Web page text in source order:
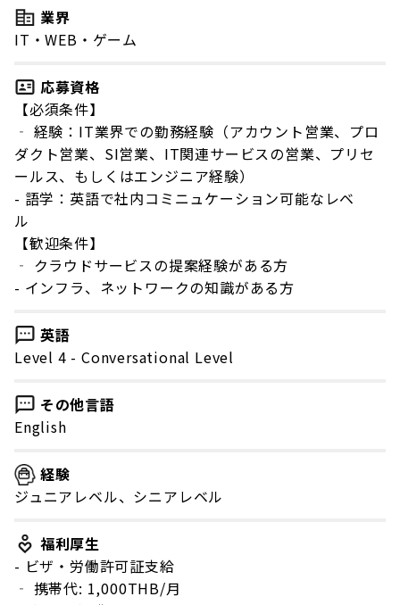
業界
IT・WEB・ゲーム
応募資格
【必須条件】
‐ 経験：IT業界での勤務経験（アカウント営業、プロ
ダクト営業、SI営業、IT関連サービスの営業、プリセ
ールス、もしくはエンジニア経験）
- 語学：英語で社内コミニュケーション可能なレベ
ル
【歓迎条件】
‐ クラウドサービスの提案経験がある方
- インフラ、ネットワークの知識がある方
英語
Level 4 - Conversational Level
その他言語
English
経験
ジュニアレベル、シニアレベル
福利厚生
- ビザ・労働許可証支給
‐ 携帯代: 1,000THB/月